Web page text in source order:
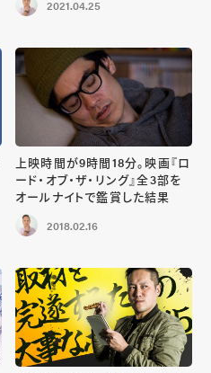
2021.04.25
上映時間が9時間18分。映画『ロ
ード・オブ・ザ・リング』全3部を
オールナイトで鑑賞した結果
2018.02.16